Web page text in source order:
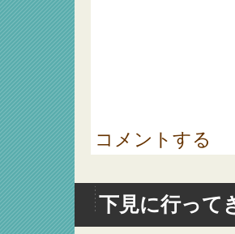
コメントする
下見に行って